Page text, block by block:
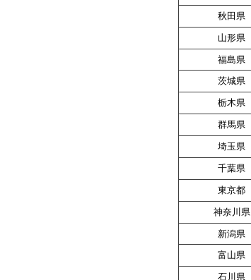
秋田県
山形県
福島県
茨城県
栃木県
群馬県
埼玉県
千葉県
東京都
神奈川県
新潟県
富山県
石川県